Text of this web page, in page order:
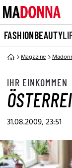
FASHIONBEAUTY
Magazine
IHR EINKOMMEN
31.08.2009, 23:51